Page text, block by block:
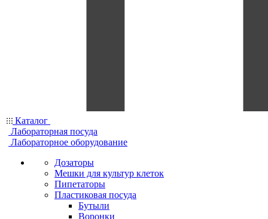
Каталог
Лабораторная посуда
Лабораторное оборудование
Дозаторы
Мешки для культур клеток
Пипетаторы
Пластиковая посуда
Бутыли
Воронки